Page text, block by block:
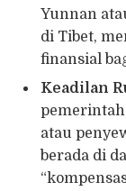
Yunnan
di Tibet,
finansial
Keadilan
atau
berada di